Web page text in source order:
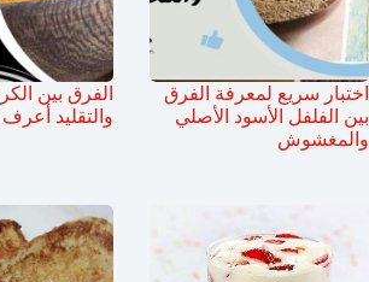
اختبار سريع لمعرفة الفرق
بين الفلفل الأسود الأصلي
والمغشوش
الفرق بين
والتقليد